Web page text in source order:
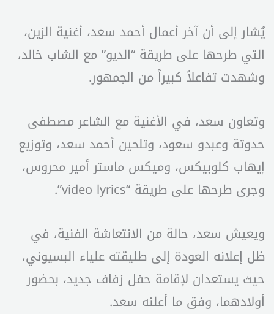
يُشار إلى أن آخر أعمال أحمد سعد، أغنية الزين،
التي طرحها على طريقة “الديو” مع الشاب خالد،
وشهدت تفاعلاً كبيراً من الجمهور.
وتعاون سعد، في الأغنية مع الشاعر مصطفى
حدوتة وعبدو سعود، وتلحين أحمد سعد، وتوزيع
إيهاب كلوبيكس، وميكس ماستر أمير محروس،
وجرى طرحها على طريقة “video lyrics”.
ويعيش سعد، حالة من الانتعاشة الفنية، في
ظل إعلانه العودة إلى طليقته علياء البسيوني،
حيث يستعدان لإقامة حفل زفاف جديد، بحضور
أولادهما، وفق ما أعلنه سعد.